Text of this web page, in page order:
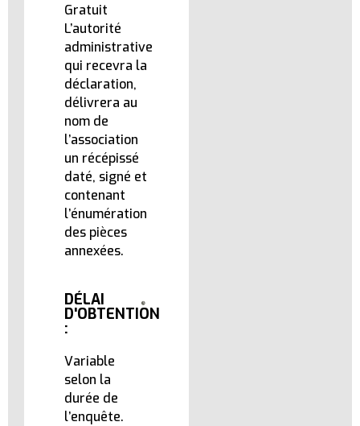
Gratuit
L’autorité
administrative
qui recevra la
déclaration,
délivrera au
nom de
l’association
un récépissé
daté, signé et
contenant
l’énumération
des pièces
annexées.
DÉLAI
D'OBTENTION
:
Variable
selon la
durée de
l’enquête.